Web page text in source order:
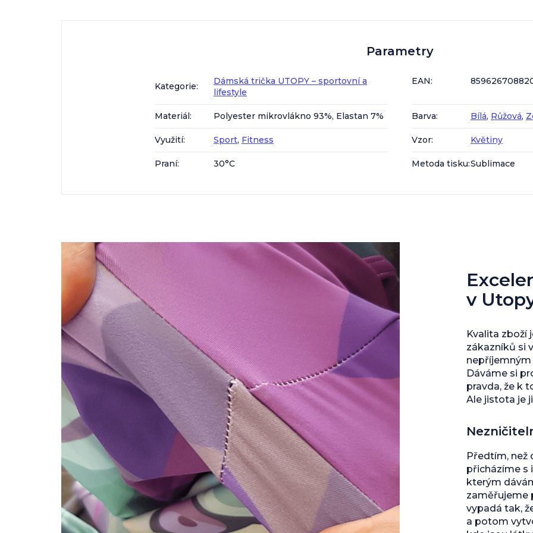
Parametry
Kategorie:
Dámská trička UTOPY – sportovní a
lifestyle
EAN:
Materiál: Polyester mikrovlákno 93%, Elastan 7% Barva: Bílá, Růžová,
Využití: Sport, Fitness Vzor: Květiny
Praní: 30°C Metoda tisku:Sublimace
v
Kvalita zboží
zákazníků si
Dáváme si
pravda, že k
Ale jistota je
Předtím, než
přicházíme s
kterým
zaměřujeme
vypadá tak,
a potom